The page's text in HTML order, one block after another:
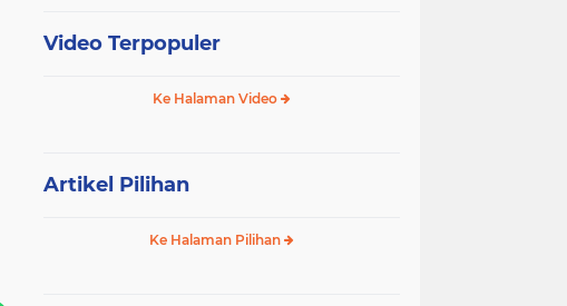
Video Terpopuler
Ke Halaman Video
Artikel Pilihan
Ke Halaman Pilihan